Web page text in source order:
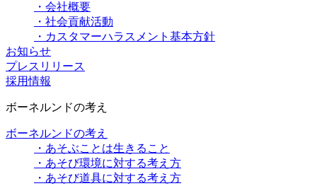
・会社概要
・社会貢献活動
・カスタマーハラスメント基本方針
お知らせ
プレスリリース
採用情報
ボーネルンドの考え
ボーネルンドの考え
・あそぶことは生きること
・あそび環境に対する考え方
・あそび道具に対する考え方